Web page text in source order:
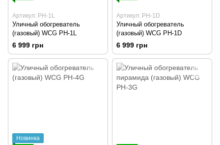
Артикул: PH-1L
Уличный обогреватель
(газовый) WCG PH-1L
6 999 грн
Артикул: PH-1D
Уличный обогреватель
(газовый) WCG PH-1D
6 999 грн
Новинка